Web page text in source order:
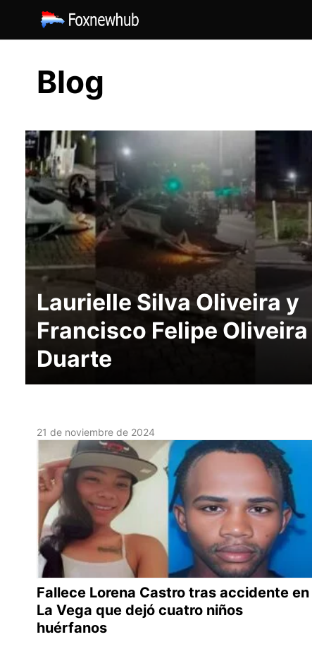
contenido
Blog
Laurielle Silva Oliveira y
Francisco Felipe Oliveira
Duarte
21 de noviembre de 2024
Fallece Lorena Castro tras accidente en
La Vega que dejó cuatro niños
huérfanos